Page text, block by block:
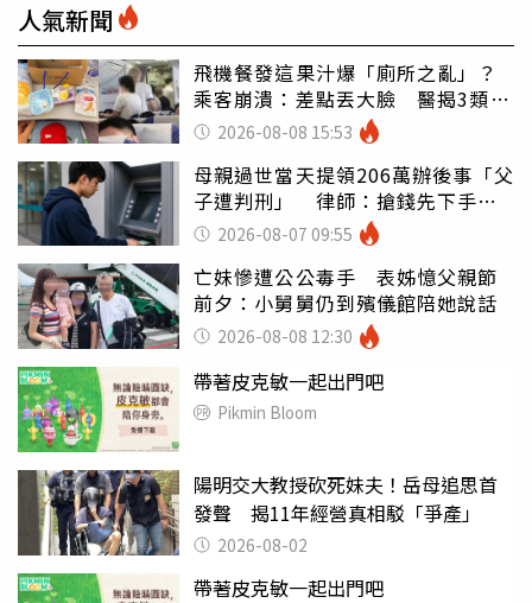
人氣新聞
飛機餐發這果汁爆「廁所之亂」？
乘客崩潰：差點丟大臉 醫揭3類人
別亂喝
2026-08-08 15:53
母親過世當天提領206萬辦後事「父
子遭判刑」 律師：搶錢先下手是
罪 2026-08-07 09:55
亡妹慘遭公公毒手 表姊憶父親節
前夕：小舅舅仍到殯儀館陪她說話
2026-08-08 12:30
帶著皮克敏一起出門吧
Pikmin Bloom
陽明交大教授砍死妹夫！岳母追思首
發聲 揭11年經營真相駁「爭產」
2026-08-02
帶著皮克敏一起出門吧